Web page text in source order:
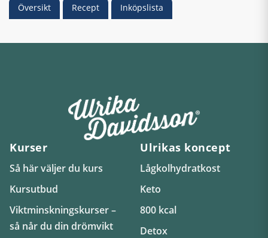
Översikt Recept Inköpslista
Kurser
Så här väljer du kurs
Kursutbud
Viktminskningskurser –
så når du din drömvikt
Ulrikas koncept
Lågkolhydratkost
Keto
800 kcal
Detox